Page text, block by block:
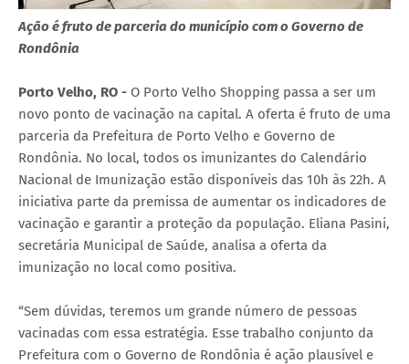
Ação é fruto de parceria do município com o Governo de
Rondônia
Porto Velho, RO - O Porto Velho Shopping passa a ser um
novo ponto de vacinação na capital. A oferta é fruto de uma
parceria da Prefeitura de Porto Velho e Governo de
Rondônia. No local, todos os imunizantes do Calendário
Nacional de Imunização estão disponíveis das 10h às 22h. A
iniciativa parte da premissa de aumentar os indicadores de
vacinação e garantir a proteção da população. Eliana Pasini,
secretária Municipal de Saúde, analisa a oferta da
imunização no local como positiva.
“Sem dúvidas, teremos um grande número de pessoas
vacinadas com essa estratégia. Esse trabalho conjunto da
Prefeitura com o Governo de Rondônia é ação plausível e